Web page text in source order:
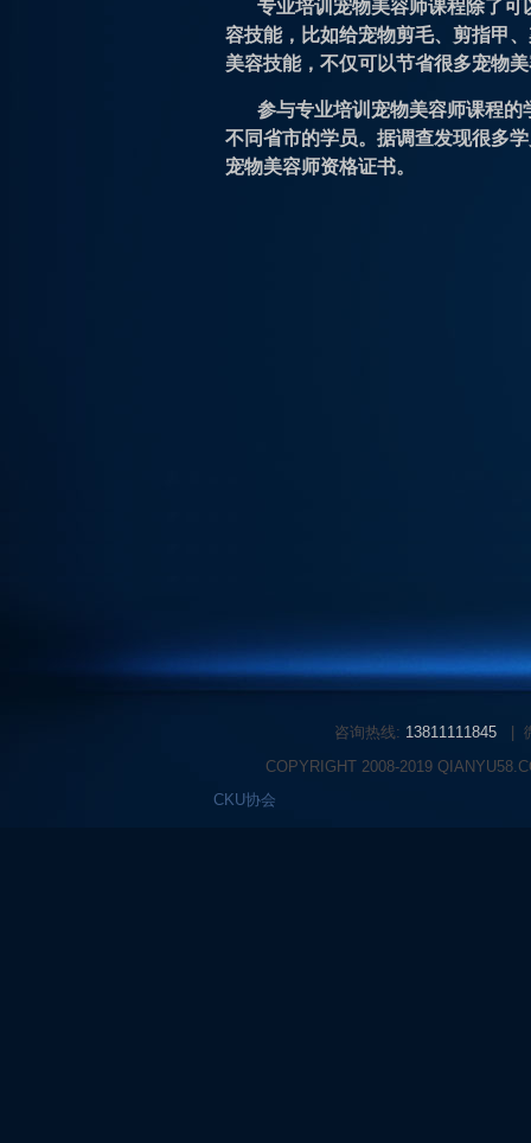
专业培训宠物美容师课程除了
容技能，比如给宠物剪毛、剪指甲
美容技能，不仅可以节省很多宠物
参与专业培训宠物美容师课程
不同省市的学员。据调查发现很多
宠物美容师资格证书。
咨询热线: 13811111845
COPYRIGHT 2008-2019
CKU协会